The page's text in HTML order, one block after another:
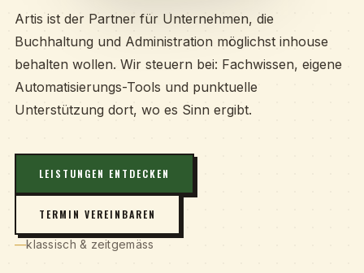
Artis ist der Partner für Unternehmen, die
Buchhaltung und Administration möglichst inhouse
behalten wollen. Wir steuern bei: Fachwissen, eigene
Automatisierungs-Tools und punktuelle
Unterstützung dort, wo es Sinn ergibt.
LEISTUNGEN ENTDECKEN
TERMIN VEREINBAREN
klassisch & zeitgemäss